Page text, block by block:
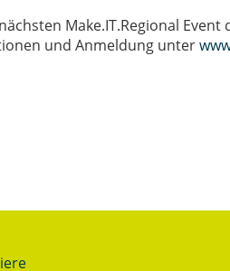
Make.IT.Regional Event
und Anmeldung unter